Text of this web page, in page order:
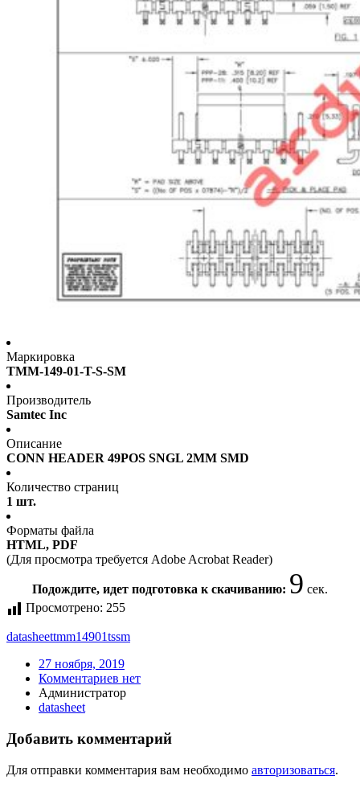
Маркировка
TMM-149-01-T-S-SM
Производитель
Samtec Inc
Описание
CONN HEADER 49POS SNGL 2MM SMD
Количество страниц
1 шт.
Форматы файла
HTML, PDF
(Для просмотра требуется Adobe Acrobat Reader)
Подождите, идет подготовка к скачиванию: 9 сек.
Просмотрено: 255
datasheettmm14901tssm
27 ноября, 2019
Комментариев нет
Администратор
datasheet
Добавить комментарий
Для отправки комментария вам необходимо авторизоваться.